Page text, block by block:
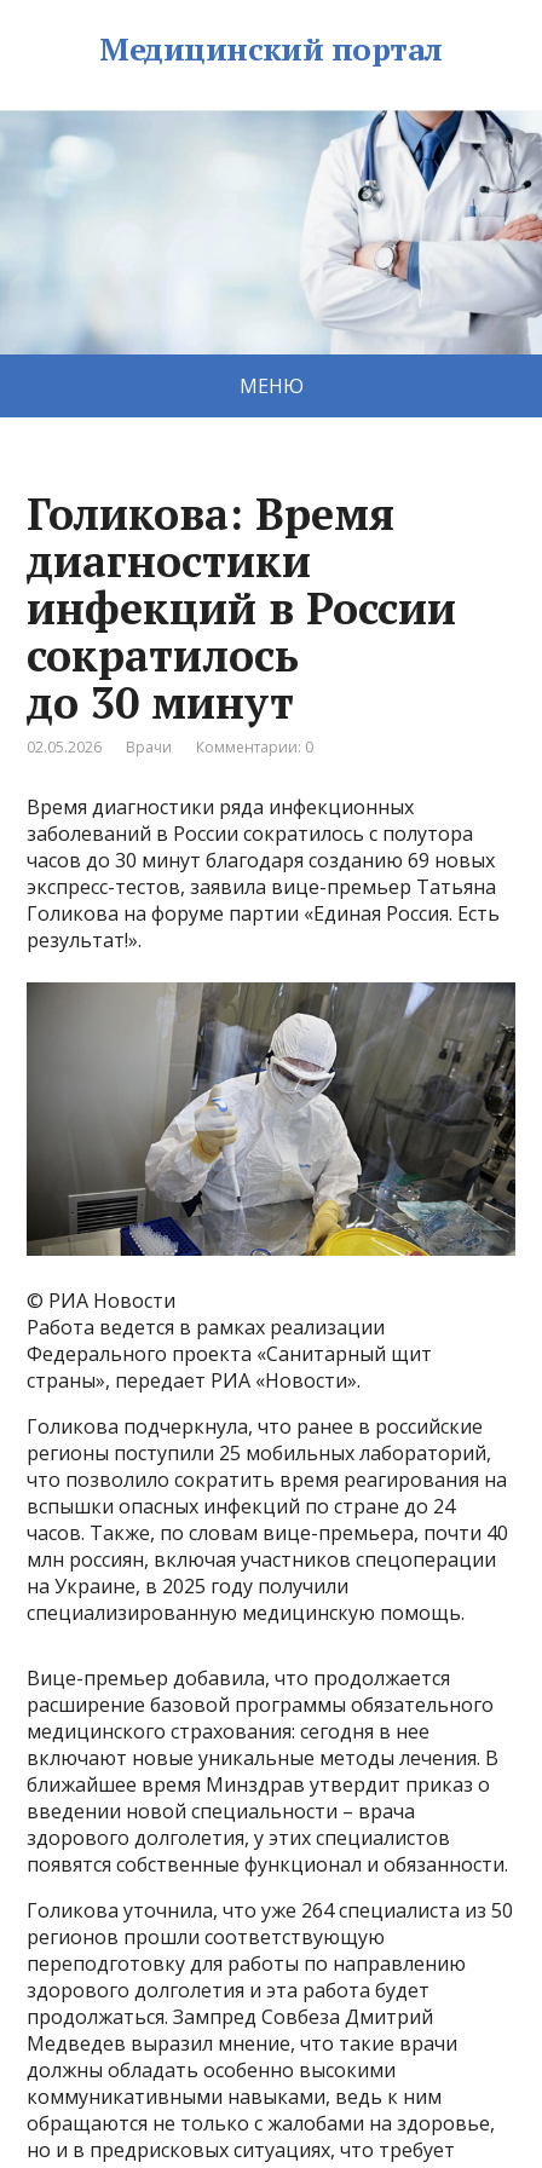
Медицинский портал
МЕНЮ
Голикова: Время
диагностики
инфекций в России
сократилось
до 30 минут
02.05.2026 Врачи Комментарии: 0
Время диагностики ряда инфекционных
заболеваний в России сократилось с полутора
часов до 30 минут благодаря созданию 69 новых
экспресс-тестов, заявила вице-премьер Татьяна
Голикова на форуме партии «Единая Россия. Есть
результат!».
© РИА Новости
Работа ведется в рамках реализации
Федерального проекта «Санитарный щит
страны», передает РИА «Новости».
Голикова подчеркнула, что ранее в российские
регионы поступили 25 мобильных лабораторий,
что позволило сократить время реагирования на
вспышки опасных инфекций по стране до 24
часов. Также, по словам вице-премьера, почти 40
млн россиян, включая участников спецоперации
на Украине, в 2025 году получили
специализированную медицинскую помощь.
Вице-премьер добавила, что продолжается
расширение базовой программы обязательного
медицинского страхования: сегодня в нее
включают новые уникальные методы лечения. В
ближайшее время Минздрав утвердит приказ о
введении новой специальности – врача
здорового долголетия, у этих специалистов
появятся собственные функционал и обязанности.
Голикова уточнила, что уже 264 специалиста из 50
регионов прошли соответствующую
переподготовку для работы по направлению
здорового долголетия и эта работа будет
продолжаться. Зампред Совбеза Дмитрий
Медведев выразил мнение, что такие врачи
должны обладать особенно высокими
коммуникативными навыками, ведь к ним
обращаются не только с жалобами на здоровье,
но и в предрисковых ситуациях, что требует